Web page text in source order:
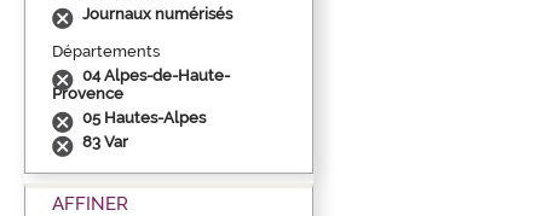
Journaux numérisés
Départements
04 Alpes-de-Haute-
Provence
05 Hautes-Alpes
83 Var
AFFINER